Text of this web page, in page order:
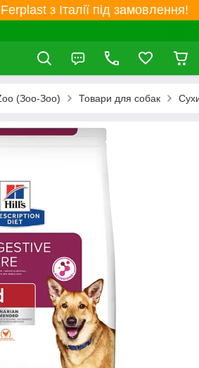
з Італії під замовлення!
(Зоо-Зоо) Товари для собак